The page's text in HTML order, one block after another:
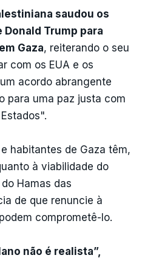
saudou os
Trump para
Gaza, reiterando o seu
com os EUA e os
acordo abrangente
para uma paz justa com
habitantes de Gaza têm,
à viabilidade do
Hamas das
de que renuncie à
comprometê-lo.
não é realista”,